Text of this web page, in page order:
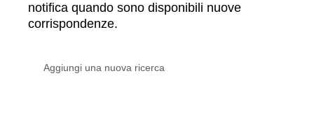
notifica quando sono disponibili nuove
corrispondenze.